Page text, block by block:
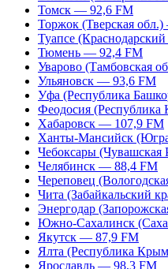
Томск — 92,6 FM
Торжок (Тверская
Туапсе
Тюмень — 92,4 FM
Уварово (Тамбовская
Ульяновск — 93,6 FM
Уфа (Республика
Феодосия
Хабаровск — 107,9 FM
Ханты-Мансийск
Чебоксары
Челябинск — 88,4 FM
Череповец
Чита (Забайкальский
Энергодар
Южно-Сахалинск
Якутск — 87,9 FM
Ялта (Республика
Ярославль — 98,3 FM